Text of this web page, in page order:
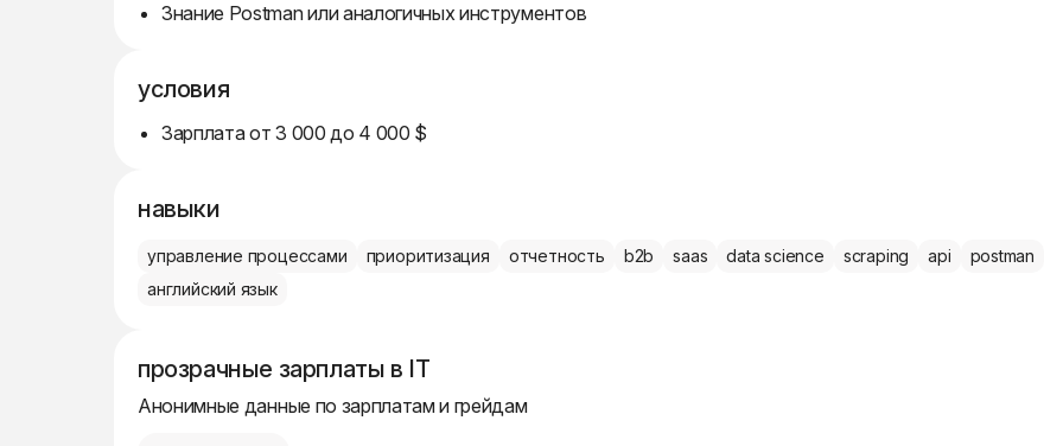
Знание Postman или аналогичных инструментов
условия
Зарплата от 3 000 до 4 000 $
навыки
управление процессами приоритизация отчетность b2b saas data science scraping api
postman
английский язык
прозрачные зарплаты в IT
Анонимные данные по зарплатам и грейдам